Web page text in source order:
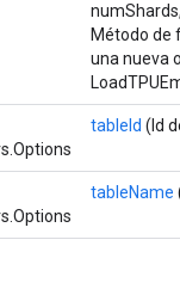
Método de
una nueva
tableId (Id
tableName